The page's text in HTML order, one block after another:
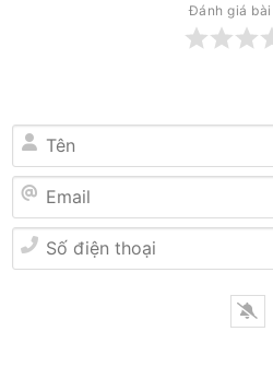
Đánh giá
Tên
Email